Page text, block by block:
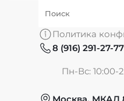
О нас
Политика
8 (916) 291-27-77
Пн-Вс: 10:00-